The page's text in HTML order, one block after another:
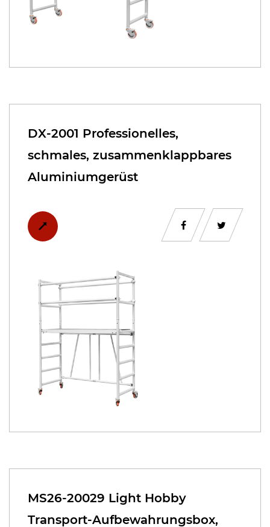
DX-2001 Professionelles,
schmales, zusammenklappbares
Aluminiumgerüst
MS26-20029 Light Hobby
Transport-Aufbewahrungsbox,